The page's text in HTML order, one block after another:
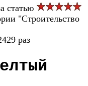
статью
"Строительство
раз